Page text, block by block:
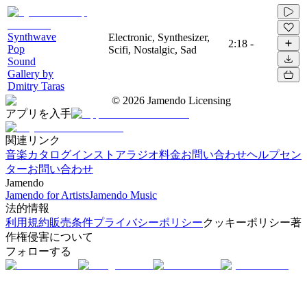
Synthwave
Pop
Sound
Gallery by
Dmitry Taras
Electronic, Synthesizer,
Scifi, Nostalgic, Sad
2:18 -
© 2026 Jamendo Licensing
アプリを入手
関連リンク
音楽カタログインストアラジオ料金お問い合わせヘルプセン
ターお問い合わせ
Jamendo
Jamendo for ArtistsJamendo Music
法的情報
利用規約販売条件プライバシーポリシークッキーポリシー著
作権侵害について
フォローする